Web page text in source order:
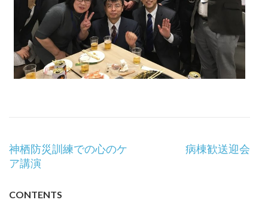
投
稿
ビ
神栖防災訓練での心のケ
ア講演
病棟歓送迎会
CONTENTS